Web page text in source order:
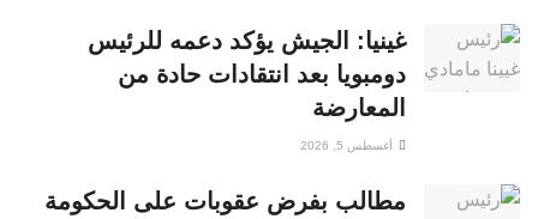
غينيا: الجيش يؤكد دعمه للرئيس
دومبويا بعد انتقادات حادة من
المعارضة
أغسطس 5, 2026
مطالب بفرض عقوبات على الحكومة